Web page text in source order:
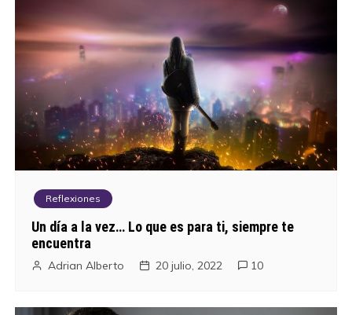
v
e
g
a
Reflexiones
Un día a la vez… Lo que es para ti, siempre te
encuentra
Adrian Alberto 20 julio, 2022 10